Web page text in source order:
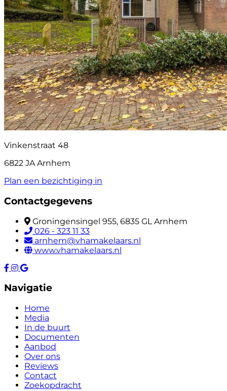
Vinkenstraat 48
6822 JA Arnhem
Plan een bezichtiging in
Contactgegevens
Groningensingel 955, 6835 GL Arnhem
026 - 323 11 33
arnhem@vhamakelaars.nl
www.vhamakelaars.nl
Navigatie
Home
Media
In de buurt
Documenten
Aanbod
Over ons
Reviews
Contact
Zoekopdracht